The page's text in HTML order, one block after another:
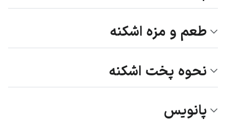
طعم و مزه اشکنه
نحوه پخت اشکنه
پانویس